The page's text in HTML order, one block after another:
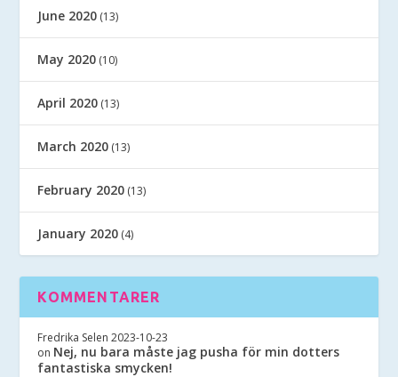
June 2020 (13)
May 2020 (10)
April 2020 (13)
March 2020 (13)
February 2020 (13)
January 2020 (4)
KOMMENTARER
Fredrika Selen 2023-10-23
on Nej, nu bara måste jag pusha för min dotters
fantastiska smycken!